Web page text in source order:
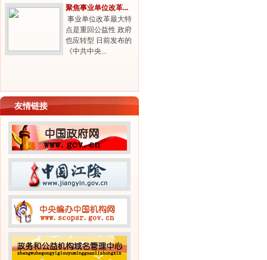
聚焦事业单位改革...
事业单位改革最大特
点是重回公益性 政府
也应转型 日前发布的
《中共中央...
友情链接